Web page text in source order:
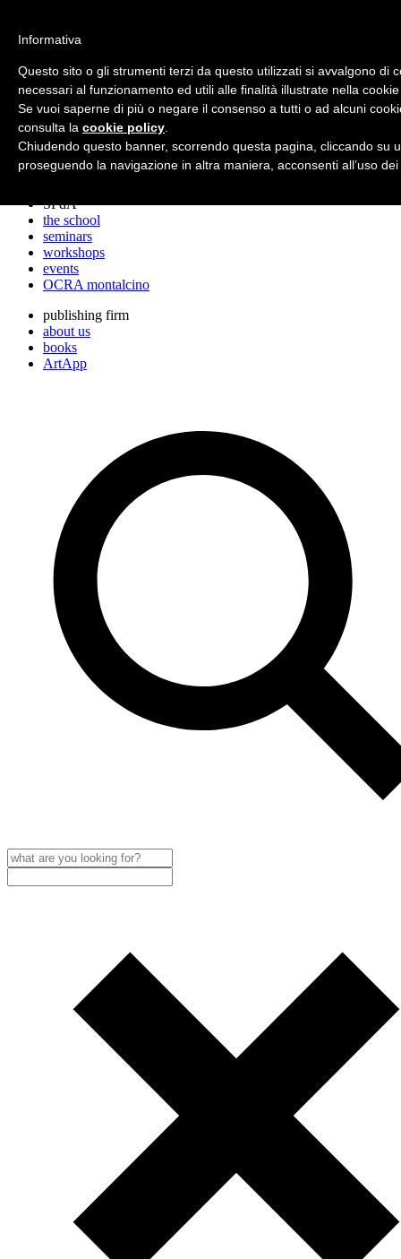
archos
the studio
projects
lectures
press cuttings
SPdA
the school
seminars
workshops
events
OCRA montalcino
publishing firm
about us
books
ArtApp
Informativa
Questo sito o gli strumenti terzi da questo utilizzati si avvalgono di
necessari al funzionamento ed utili alle finalità illustrate nella
Se vuoi saperne di più o negare il consenso a tutti o ad alcuni
consulta la cookie policy
Chiudendo questo banner, scorrendo questa pagina, cliccando su
proseguendo la navigazione in altra maniera, acconsenti all’uso